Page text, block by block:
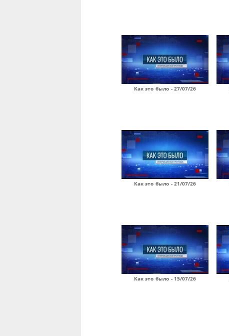
Как это было - 27/07/26
Как это было - 21/07/26
Как это было - 15/07/26